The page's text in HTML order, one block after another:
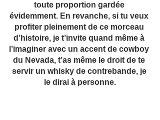
toute proportion gardée
évidemment. En revanche, si tu veux
profiter pleinement de ce morceau
d’histoire, je t’invite quand même à
l’imaginer avec un accent de cowboy
du Nevada, t’as même le droit de te
servir un whisky de contrebande, je
le dirai à personne.